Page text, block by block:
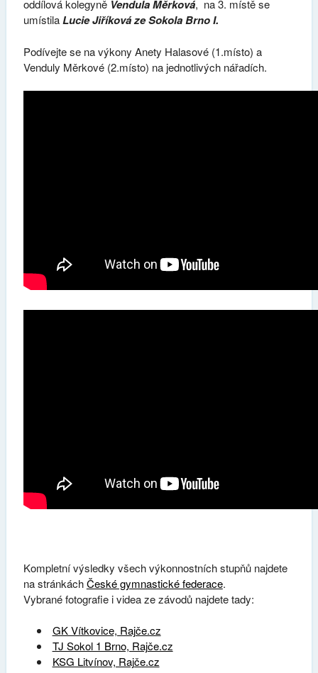
oddílová kolegyně Vendula Měrková, na 3. místě se
umístilaLucie Jiříková ze Sokola Brno I.
Podívejte se na výkony Anety Halasové (1.místo) a
Venduly Měrkové (2.místo) na jednotlivých nářadích.
Kompletní výsledky všech výkonnostních stupňů najdete
na stránkáchČeské gymnastické federace.
Vybrané fotografie i videa ze závodů najdete tady:
GK Vítkovice, Rajče.cz
TJ Sokol 1 Brno, Rajče.cz
KSG Litvínov, Rajče.cz